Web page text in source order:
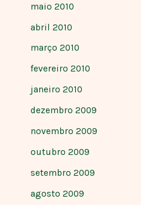
maio 2010
abril 2010
março 2010
fevereiro 2010
janeiro 2010
dezembro 2009
novembro 2009
outubro 2009
setembro 2009
agosto 2009